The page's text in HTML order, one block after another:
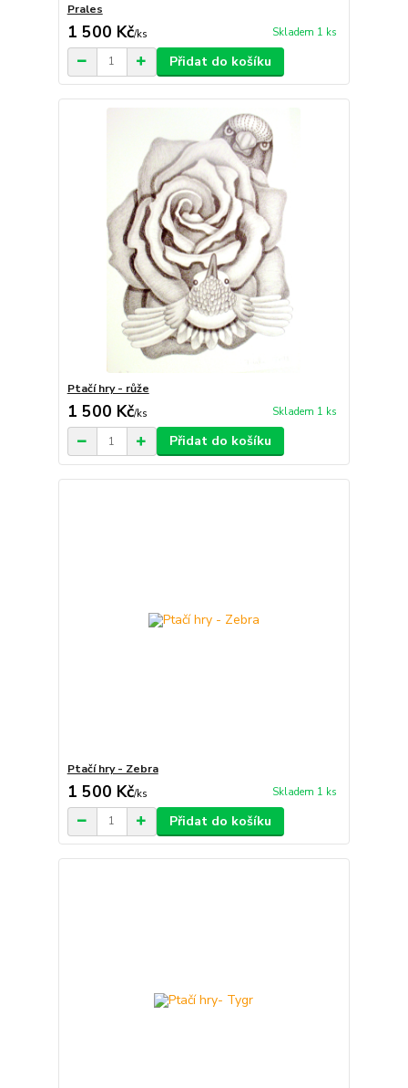
Prales
1 500 Kč/ks Skladem 1 ks
Přidat do košíku
Ptačí hry - růže
1 500 Kč/ks Skladem 1 ks
Přidat do košíku
Ptačí hry - Zebra
1 500 Kč/ks Skladem 1 ks
Přidat do košíku